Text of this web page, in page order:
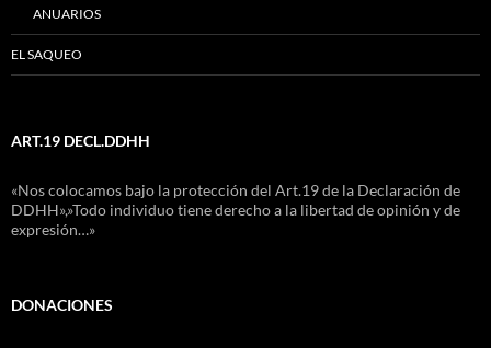
ANUARIOS
EL SAQUEO
ART.19 DECL.DDHH
«Nos colocamos bajo la protección del Art.19 de la Declaración de
DDHH»,»Todo individuo tiene derecho a la libertad de opinión y de
expresión…»
DONACIONES